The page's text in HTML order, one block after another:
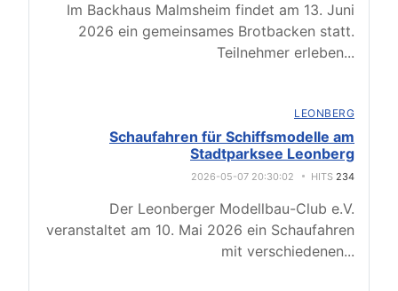
Im Backhaus Malmsheim findet am 13. Juni
2026 ein gemeinsames Brotbacken statt.
Teilnehmer erleben...
LEONBERG
Schaufahren für Schiffsmodelle am
Stadtparksee Leonberg
2026-05-07 20:30:02 HITS 234
Der Leonberger Modellbau-Club e.V.
veranstaltet am 10. Mai 2026 ein Schaufahren
mit verschiedenen...